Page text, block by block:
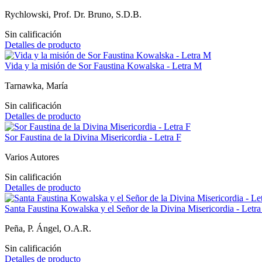
Rychlowski, Prof. Dr. Bruno, S.D.B.
Sin calificación
Detalles de producto
Vida y la misión de Sor Faustina Kowalska - Letra M
Tarnawka, María
Sin calificación
Detalles de producto
Sor Faustina de la Divina Misericordia - Letra F
Varios Autores
Sin calificación
Detalles de producto
Santa Faustina Kowalska y el Señor de la Divina Misericordia -
Peña, P. Ángel, O.A.R.
Sin calificación
Detalles de producto